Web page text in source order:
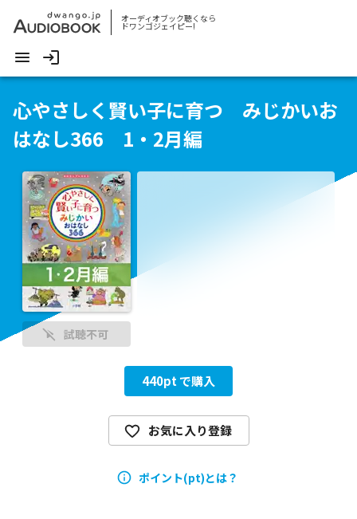
オーディオブック聴くなら
ドワンゴジェイピー!
心やさしく賢い子に育つ みじかいお
はなし366 1・2月編
試聴不可
440pt で購入
お気に入り登録
ポイント(pt)とは？